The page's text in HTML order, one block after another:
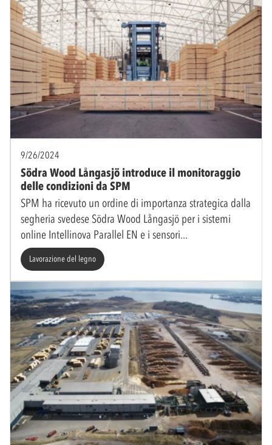
9/26/2024
Södra Wood Långasjö introduce il monitoraggio
delle condizioni da SPM
SPM ha ricevuto un ordine di importanza strategica dalla
segheria svedese Södra Wood Långasjö per i sistemi
online Intellinova Parallel EN e i sensori
Lavorazione del legno